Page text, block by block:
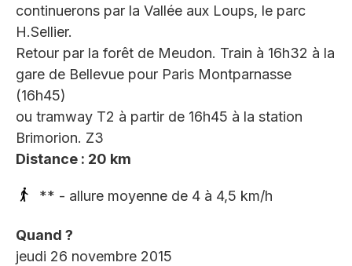
continuerons par la Vallée aux Loups, le parc
H.Sellier.
Retour par la forêt de Meudon. Train à 16h32 à la
gare de Bellevue pour Paris Montparnasse
(16h45)
ou tramway T2 à partir de 16h45 à la station
Brimorion. Z3
Distance : 20 km
** - allure moyenne de 4 à 4,5 km/h
Quand ?
jeudi 26 novembre 2015